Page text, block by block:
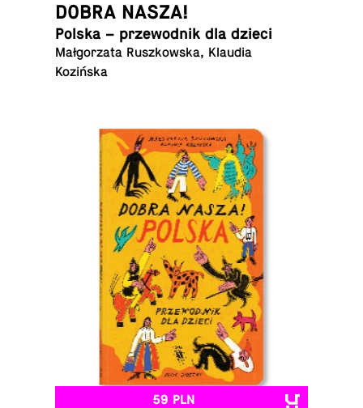
DOBRA NASZA!
Polska – prze­wod­nik dla dzieci
Mał­go­rza­ta Rusz­kow­ska, Klaudia
Kozińska
59 PLN